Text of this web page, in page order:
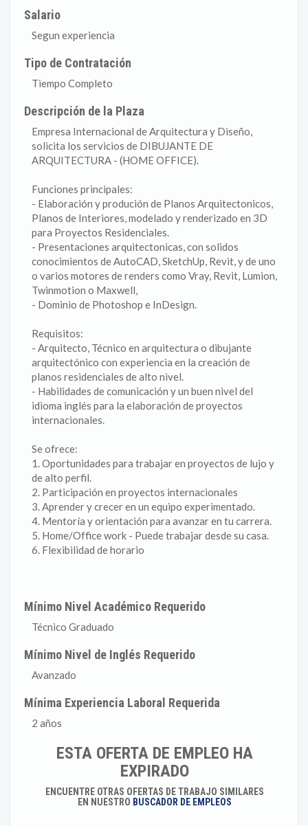
Salario
Segun experiencia
Tipo de Contratación
Tiempo Completo
Descripción de la Plaza
Empresa Internacional de Arquitectura y Diseño,
solicita los servicios de DIBUJANTE DE
ARQUITECTURA - (HOME OFFICE).
Funciones principales:
- Elaboración y produción de Planos Arquitectonicos,
Planos de Interiores, modelado y renderizado en 3D
para Proyectos Residenciales.
- Presentaciones arquitectonicas, con solidos
conocimientos de AutoCAD, SketchUp, Revit, y de uno
o varios motores de renders como Vray, Revit, Lumion,
Twinmotion o Maxwell,
- Dominio de Photoshop e InDesign.
Requisitos:
- Arquitecto, Técnico en arquitectura o dibujante
arquitectónico con experiencia en la creación de
planos residenciales de alto nivel.
- Habilidades de comunicación y un buen nivel del
idioma inglés para la elaboración de proyectos
internacionales.
Se ofrece:
1. Oportunidades para trabajar en proyectos de lujo y
de alto perfil.
2. Participación en proyectos internacionales
3. Aprender y crecer en un equipo experimentado.
4. Mentoría y orientación para avanzar en tu carrera.
5. Home/Office work - Puede trabajar desde su casa.
6. Flexibilidad de horario
Mínimo Nivel Académico Requerido
Técnico Graduado
Mínimo Nivel de Inglés Requerido
Avanzado
Mínima Experiencia Laboral Requerida
2 años
ESTA OFERTA DE EMPLEO HA
EXPIRADO
ENCUENTRE OTRAS OFERTAS DE TRABAJO SIMILARES
EN NUESTRO BUSCADOR DE EMPLEOS